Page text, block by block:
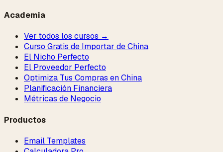
Academia
Ver todos los cursos →
Curso Gratis de Importar de China
El Nicho Perfecto
El Proveedor Perfecto
Optimiza Tus Compras en China
Planificación Financiera
Métricas de Negocio
Productos
Email Templates